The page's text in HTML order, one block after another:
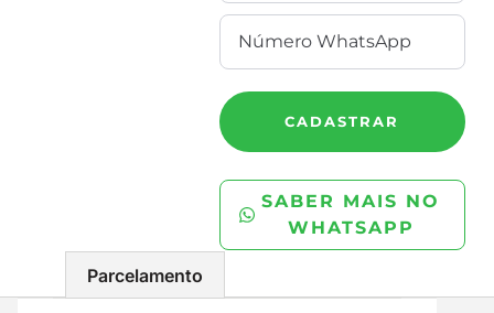
CADASTRAR
SABER MAIS NO
WHATSAPP
Parcelamento